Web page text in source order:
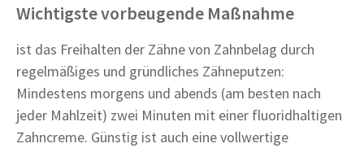
Wichtigste vorbeugende Maßnahme
ist das Freihalten der Zähne von Zahnbelag durch
regelmäßiges und gründliches Zähneputzen:
Mindestens morgens und abends (am besten nach
jeder Mahlzeit) zwei Minuten mit einer fluoridhaltigen
Zahncreme. Günstig ist auch eine vollwertige